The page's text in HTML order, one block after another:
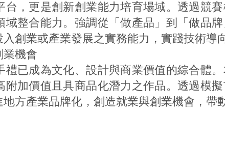
更是創新創業能力培育場域。透過競賽
域整合能力。強調從「做產品」到「做品
創業或產業發展之實務能力，實踐技術導
業機會
成為文化、設計與商業價值的綜合體。
附加價值且具商品化潛力之作品。透過模
方產業品牌化，創造就業與創業機會，帶